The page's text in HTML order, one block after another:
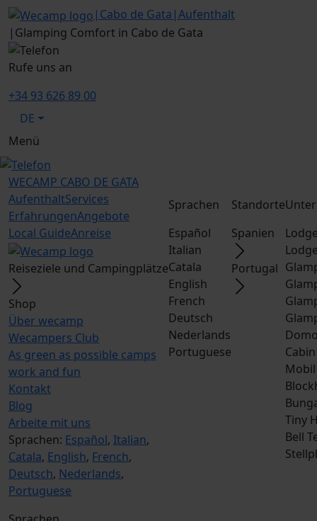
| Cabo de Gata |Aufenthalt
| Glamping Comfort in Cabo de Gata
Rufe uns an
+34 93 626 89 00
DE
Menü
WECAMP CABO DE GATA
AufenthaltServices
ErfahrungenAngebote
Local GuideAnreise
Reiseziele und Campingplätze
Shop
Über wecamp
Wecampers Club
As green as possible camps
work and fun
Kontakt
Blog
Arbeite mit uns
Sprachen: Español, Italian,
Catala, English, French,
Deutsch, Nederlands,
Portuguese
Sprachen
Español
Italian
Catala
English
French
Deutsch
Nederlands
Portuguese
Standorte
Spanien
Portugal
Tiny
Bell